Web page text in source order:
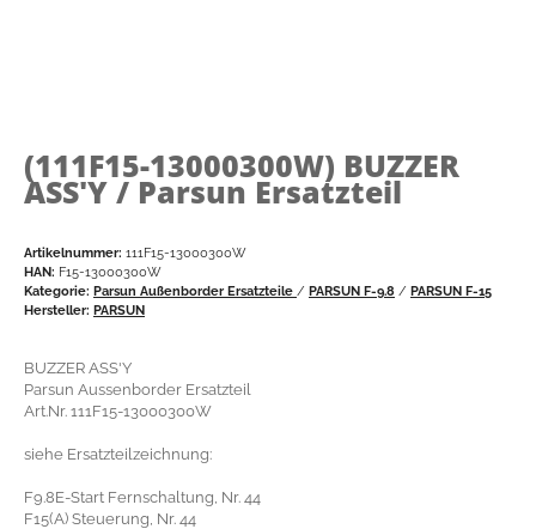
(111F15-13000300W) BUZZER
ASS'Y / Parsun Ersatzteil
Artikelnummer: 111F15-13000300W
HAN: F15-13000300W
Kategorie: Parsun Außenborder Ersatzteile / PARSUN F-9.8 / PARSUN F-15
Hersteller: PARSUN
BUZZER ASS'Y
Parsun Aussenborder Ersatzteil
Art.Nr. 111F15-13000300W
siehe Ersatzteilzeichnung:
F9.8E-Start Fernschaltung, Nr. 44
F15(A) Steuerung, Nr. 44